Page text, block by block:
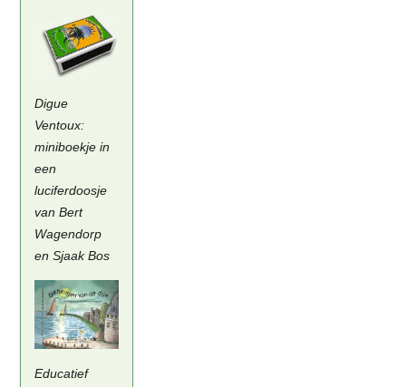
Digue
Ventoux:
miniboekje in
een
luciferdoosje
van Bert
Wagendorp
en Sjaak Bos
Educatief